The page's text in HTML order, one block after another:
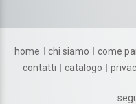
home chi siamo come
contatti
catalogo